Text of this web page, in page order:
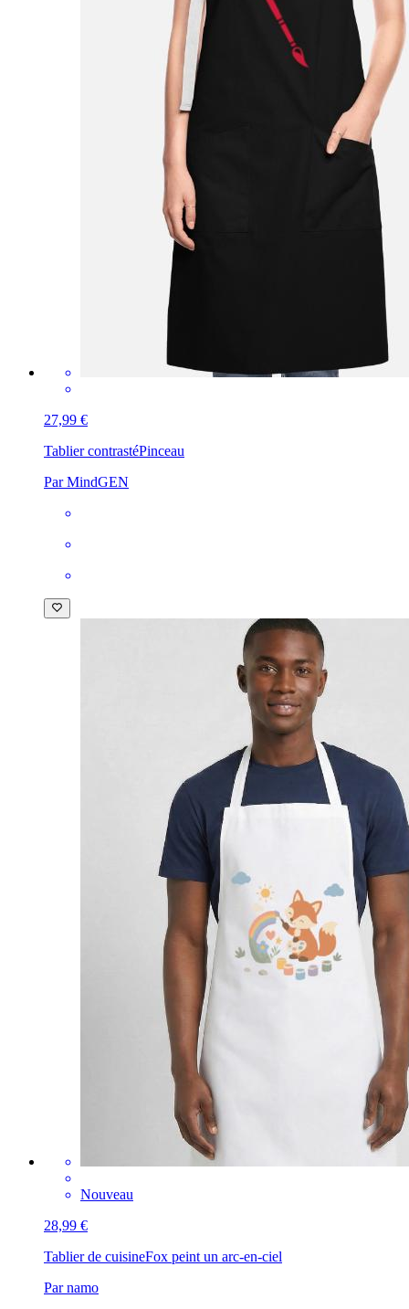
27,99 €
Tablier contrastéPinceau
Par MindGEN
Nouveau
28,99 €
Tablier de cuisineFox peint un arc-en-ciel
Par namo